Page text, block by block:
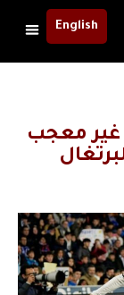
English
غير معجب